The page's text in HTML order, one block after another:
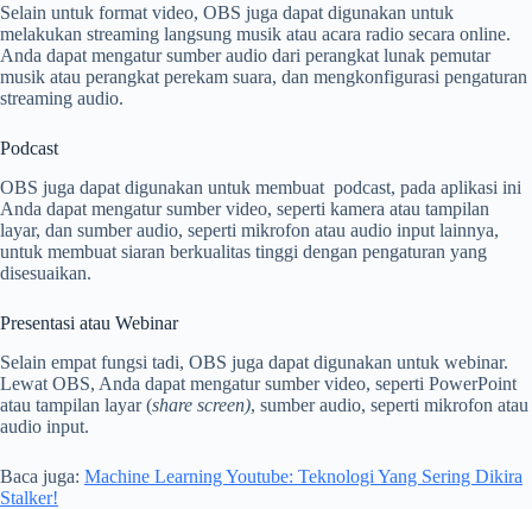
Selain untuk format video, OBS juga dapat digunakan untuk
melakukan streaming langsung musik atau acara radio secara online.
Anda dapat mengatur sumber audio dari perangkat lunak pemutar
musik atau perangkat perekam suara, dan mengkonfigurasi pengaturan
streaming audio.
Podcast
OBS juga dapat digunakan untuk membuat podcast, pada aplikasi ini
Anda dapat mengatur sumber video, seperti kamera atau tampilan
layar, dan sumber audio, seperti mikrofon atau audio input lainnya,
untuk membuat siaran berkualitas tinggi dengan pengaturan yang
disesuaikan.
Presentasi atau Webinar
Selain empat fungsi tadi, OBS juga dapat digunakan untuk webinar.
Lewat OBS, Anda dapat mengatur sumber video, seperti PowerPoint
atau tampilan layar (share screen), sumber audio, seperti mikrofon atau
audio input.
Baca juga: Machine Learning Youtube: Teknologi Yang Sering Dikira
Stalker!